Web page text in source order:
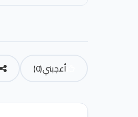
أعجبني(
0
)